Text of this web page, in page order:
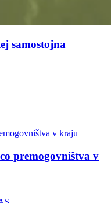
samostojna
premogovništva v